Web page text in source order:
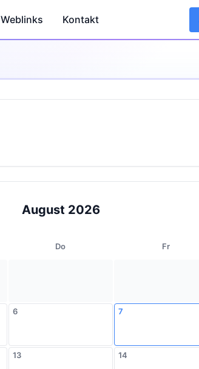
Weblinks Kontakt
August 2026
Do Fr
6 7
13 14